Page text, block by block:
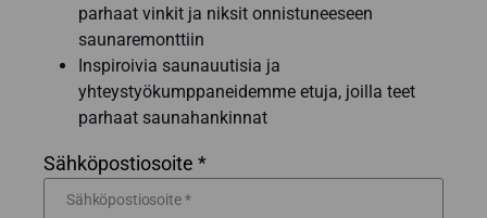
parhaat vinkit ja niksit onnistuneeseen
saunaremonttiin
Inspiroivia saunauutisia ja
yhteystyökumppaneidemme etuja, joilla teet
parhaat saunahankinnat
Sähköpostiosoite *